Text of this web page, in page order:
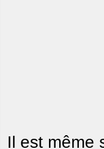
Il est même